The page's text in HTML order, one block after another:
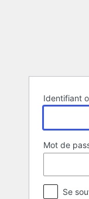
Identifiant
Mot de
Se